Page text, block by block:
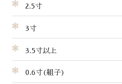
2.5寸
3寸
3.5寸以上
0.6寸(組子)